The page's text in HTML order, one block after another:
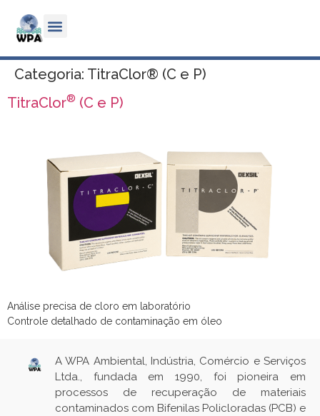
Categoria: TitraClor® (C e P)
TitraClor® (C e P)
Análise precisa de cloro em laboratório
Controle detalhado de contaminação em óleo
A WPA Ambiental, Indústria, Comércio e Serviços
Ltda., fundada em 1990, foi pioneira em
processos de recuperação de materiais
contaminados com Bifenilas Policloradas (PCB) e